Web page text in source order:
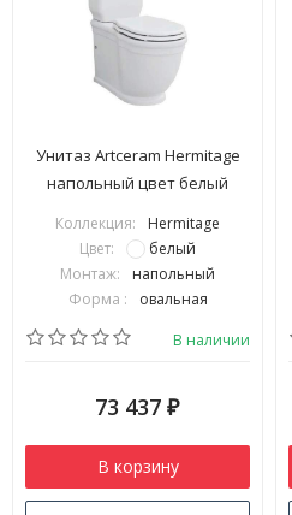
Унитаз Artceram Hermitage
напольный цвет белый
Коллекция:
Hermitage
Цвет:
белый
Монтаж:
напольный
Форма :
овальная
В наличии
73 437 ₽
В корзину